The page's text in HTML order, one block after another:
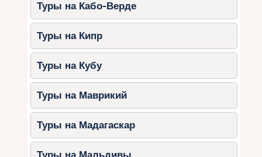
Туры на Кабо-Верде
Туры на Кипр
Туры на Кубу
Туры на Маврикий
Туры на Мадагаскар